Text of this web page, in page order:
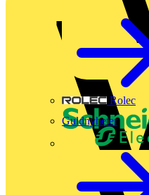
Rolec
Guldnyheter